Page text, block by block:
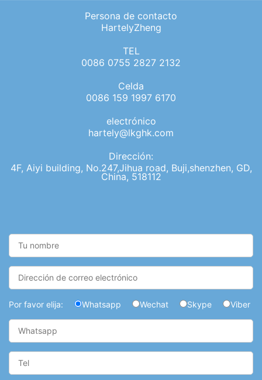
Persona de contacto
HartelyZheng
TEL
0086 0755 2827 2132
Celda
0086 159 1997 6170
electrónico
hartely@lkghk.com
Dirección:
4F, Aiyi building, No.247,Jihua road, Buji,shenzhen, GD,
China, 518112
Por favor elija: Whatsapp Wechat Skype Viber